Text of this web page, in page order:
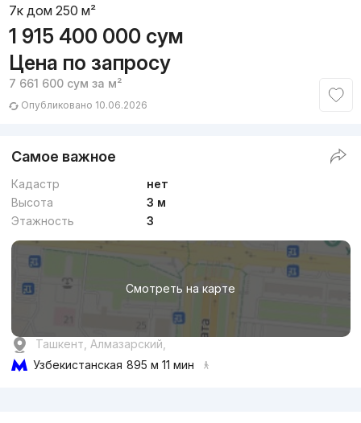
7к дом 250 м²
1 915 400 000 сум
Цена по запросу
7 661 600 сум за м²
Опубликовано 10.06.2026
Самое важное
Кадастр
нет
Высота
3 м
Этажность
3
Смотреть на карте
Ташкент, Алмазарский,
Узбекистанская 895 м 11 мин